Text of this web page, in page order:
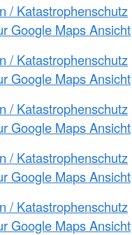
/ Katastrophenschutz
Google Maps Ansicht
/ Katastrophenschutz
Google Maps Ansicht
/ Katastrophenschutz
Google Maps Ansicht
/ Katastrophenschutz
Google Maps Ansicht
/ Katastrophenschutz
Google Maps Ansicht